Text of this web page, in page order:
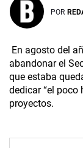
POR
En agosto del
abandonar el
que estaba
dedicar “el poco
proyectos.